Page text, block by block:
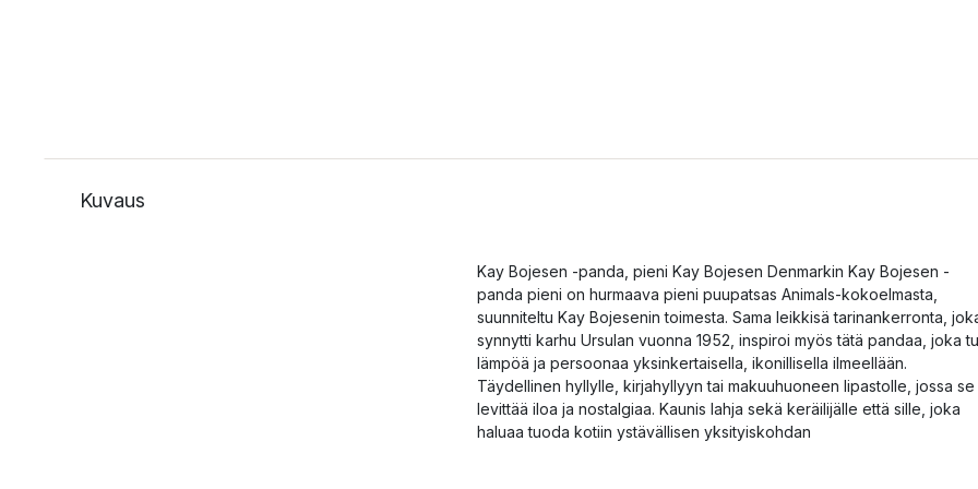
Kuvaus
Kay Bojesen -panda, pieni Kay Bojesen Denmarkin Kay Bojesen -
panda pieni on hurmaava pieni puupatsas Animals-kokoelmasta,
suunniteltu Kay Bojesenin toimesta. Sama leikkisä tarinankerronta,
synnytti karhu Ursulan vuonna 1952, inspiroi myös tätä pandaa, joka
lämpöä ja persoonaa yksinkertaisella, ikonillisella ilmeellään.
Täydellinen hyllylle, kirjahyllyyn tai makuuhuoneen lipastolle, jossa se
levittää iloa ja nostalgiaa. Kaunis lahja sekä keräilijälle että sille, joka
haluaa tuoda kotiin ystävällisen yksityiskohdan